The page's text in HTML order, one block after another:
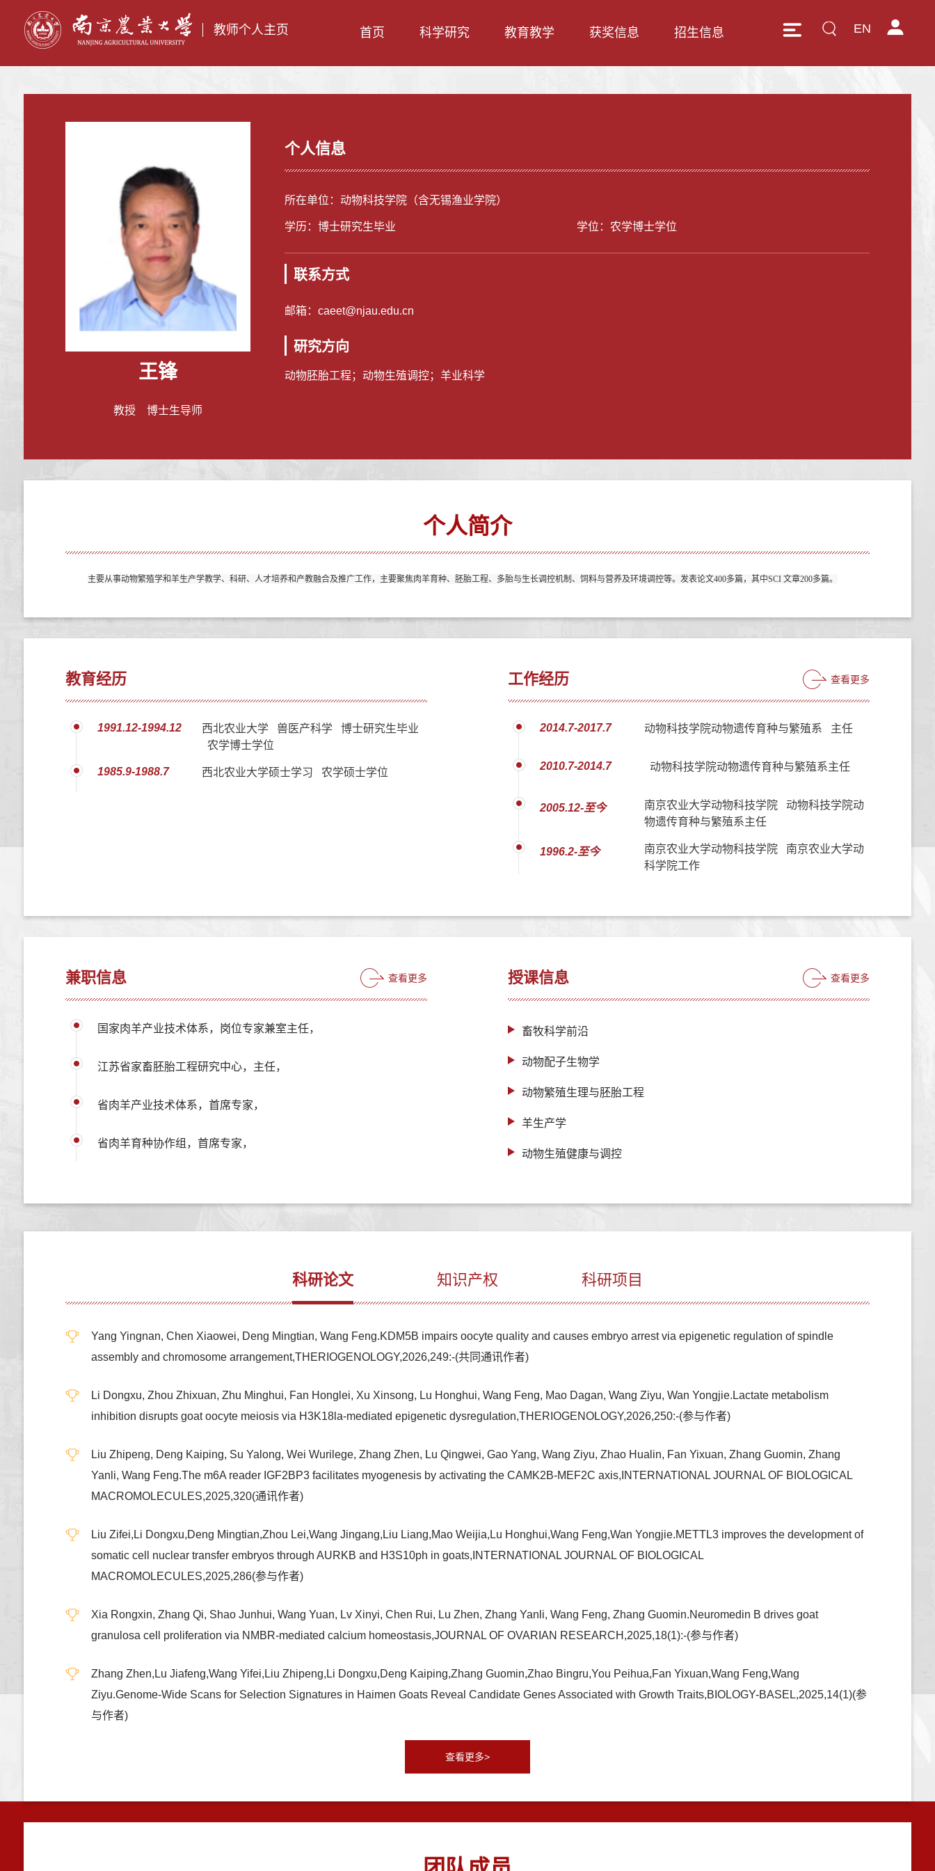
教师个人主页 EN
首页 科学研究 教育教学 获奖信息 招生信息
王锋
教授 博士生导师
个人信息
所在单位：动物科技学院（含无锡渔业学院）
学历：博士研究生毕业 学位：农学博士学位
联系方式
邮箱： caeet@njau.edu.cn
研究方向
动物胚胎工程；动物生殖调控；羊业科学
个人简介
主要从事动物繁殖学和羊生产学教学、科研、人才培养和产教融合及推广工作，主要聚焦肉羊育种、胚胎工程、多胎与生长调控机制、饲料与营养及环境调控等。发表论文400多篇，其中SCI 文章200多篇。
教育经历
1991.12-1994.12
西北农业大学 兽医产科学 博士研究生毕业
农学博士学位
1985.9-1988.7 西北农业大学硕士学习 农学硕士学位
工作经历 查看更多
2014.7-2017.7 动物科技学院动物遗传育种与繁殖系 主任
2010.7-2014.7 动物科技学院动物遗传育种与繁殖系主任
2005.12-至今
南京农业大学动物科技学院 动物科技学院动
物遗传育种与繁殖系主任
1996.2-至今
南京农业大学动物科技学院 南京农业大学动
科学院工作
兼职信息 查看更多
国家肉羊产业技术体系，岗位专家兼室主任，
江苏省家畜胚胎工程研究中心，主任，
省肉羊产业技术体系，首席专家，
省肉羊育种协作组，首席专家，
授课信息 查看更多
畜牧科学前沿
动物配子生物学
动物繁殖生理与胚胎工程
羊生产学
动物生殖健康与调控
科研论文 知识产权 科研项目
Yang Yingnan, Chen Xiaowei, Deng Mingtian, Wang Feng.KDM5B impairs oocyte quality and causes embryo arrest via epigenetic regulation of spindle
assembly and chromosome arrangement,THERIOGENOLOGY,2026,249:-(共同通讯作者)
Li Dongxu, Zhou Zhixuan, Zhu Minghui, Fan Honglei, Xu Xinsong, Lu Honghui, Wang Feng, Mao Dagan, Wang Ziyu, Wan Yongjie.Lactate metabolism
inhibition disrupts goat oocyte meiosis via H3K18la-mediated epigenetic dysregulation,THERIOGENOLOGY,2026,250:-(参与作者)
Liu Zhipeng, Deng Kaiping, Su Yalong, Wei Wurilege, Zhang Zhen, Lu Qingwei, Gao Yang, Wang Ziyu, Zhao Hualin, Fan Yixuan, Zhang Guomin, Zhang
Yanli, Wang Feng.The m6A reader IGF2BP3 facilitates myogenesis by activating the CAMK2B-MEF2C axis,INTERNATIONAL JOURNAL OF BIOLOGICAL
MACROMOLECULES,2025,320(通讯作者)
Liu Zifei,Li Dongxu,Deng Mingtian,Zhou Lei,Wang Jingang,Liu Liang,Mao Weijia,Lu Honghui,Wang Feng,Wan Yongjie.METTL3 improves the development of
somatic cell nuclear transfer embryos through AURKB and H3S10ph in goats,INTERNATIONAL JOURNAL OF BIOLOGICAL
MACROMOLECULES,2025,286(参与作者)
Xia Rongxin, Zhang Qi, Shao Junhui, Wang Yuan, Lv Xinyi, Chen Rui, Lu Zhen, Zhang Yanli, Wang Feng, Zhang Guomin.Neuromedin B drives goat
granulosa cell proliferation via NMBR-mediated calcium homeostasis,JOURNAL OF OVARIAN RESEARCH,2025,18(1):-(参与作者)
Zhang Zhen,Lu Jiafeng,Wang Yifei,Liu Zhipeng,Li Dongxu,Deng Kaiping,Zhang Guomin,Zhao Bingru,You Peihua,Fan Yixuan,Wang Feng,Wang
Ziyu.Genome-Wide Scans for Selection Signatures in Haimen Goats Reveal Candidate Genes Associated with Growth Traits,BIOLOGY-BASEL,2025,14(1)(参
与作者)
查看更多>